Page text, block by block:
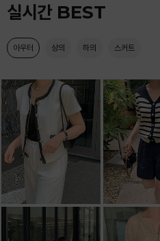
실시간 BEST
아우터 상의 하의 스커트